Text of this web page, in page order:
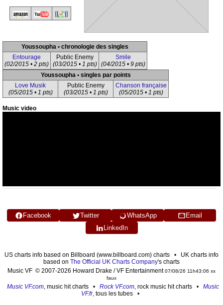
Youssoupha • chronologie des singles
Entourage
(02/2015 • 2 pts)
Public Enemy
(03/2015 • 1 pts)
Smile
(04/2015 • 9 pts)
Youssoupha • singles par points
Love Musik
(05/2015 • 1 pts)
Public Enemy
(03/2015 • 1 pts)
Chanson française
(05/2015 • 1 pts)
Music video
Facebook Twitter WhatsApp
Email
LinkedIn
US charts info based on Billboard (www.billboard.com) charts • UK charts info
based on The Official UK Charts Company's charts
Music VF © 2007-2026 Howard Drake / VF Entertainment07/08/26 11h43:06 xx
faux
Music VF.com, music hit charts • Rock VF.com, rock music hit charts • Music
VF.fr, tous les tubes •